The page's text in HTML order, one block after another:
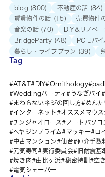
blog (800) 不動産の話 (84)
賃貸物件の話 (15) 売買物件
音楽の話(70) DIY＆リノベ
BridgeParty(48) PCモバ
暮らし・ライフプラン (39)
Tag
AT&T DIY Ornithology
Weddingパーティ
うなぎパイ
まわらないネジの回し方
めん
インターネット
オススメマウス
チンジャオロース
ノートパソコ
ヘヤジンプライム
マッキー ロ
中古マンション
仙台 仲介手数
元気寿司
実行委員会 旧耐震基
焼き肉
由比ヶ浜 秘密特訓 空
電気シェーバー